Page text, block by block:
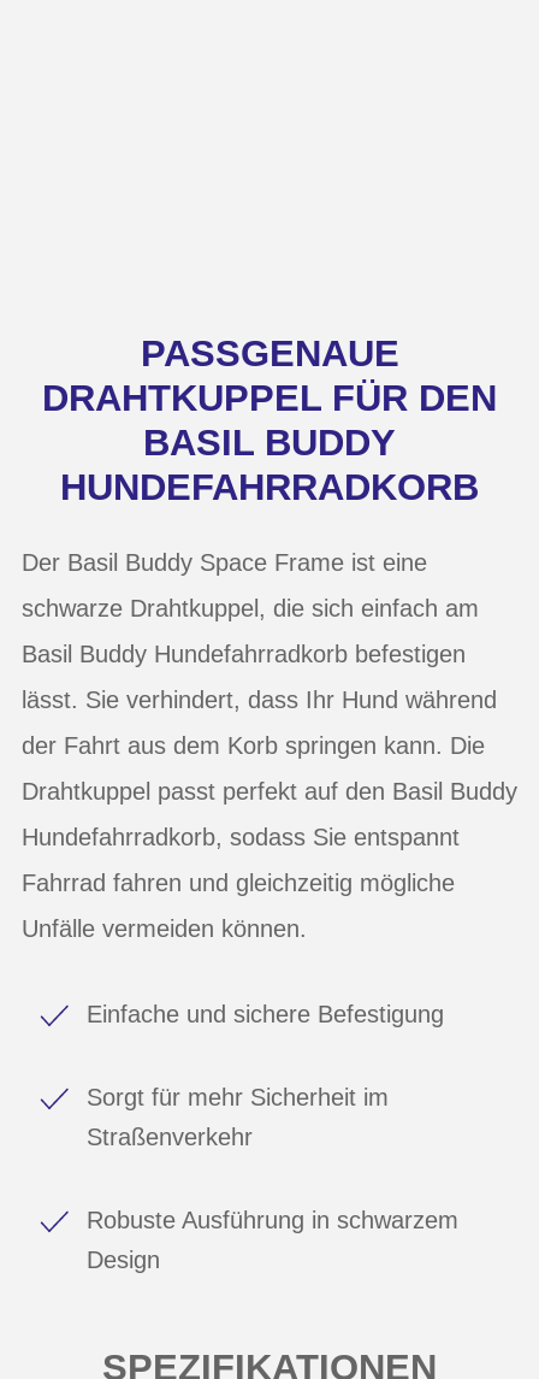
PASSGENAUE
DRAHTKUPPEL FÜR DEN
BASIL BUDDY
HUNDEFAHRRADKORB
Der Basil Buddy Space Frame ist eine
schwarze Drahtkuppel, die sich einfach am
Basil Buddy Hundefahrradkorb befestigen
lässt. Sie verhindert, dass Ihr Hund während
der Fahrt aus dem Korb springen kann. Die
Drahtkuppel passt perfekt auf den Basil Buddy
Hundefahrradkorb, sodass Sie entspannt
Fahrrad fahren und gleichzeitig mögliche
Unfälle vermeiden können.
Einfache und sichere Befestigung
Sorgt für mehr Sicherheit im
Straßenverkehr
Robuste Ausführung in schwarzem
Design
SPEZIFIKATIONEN